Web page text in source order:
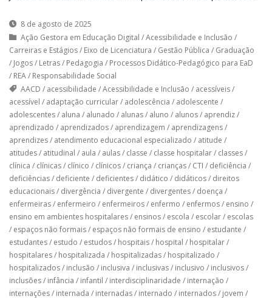
8 de agosto de 2025
Ação Gestora em Educação Digital /Acessibilidade e Inclusão /
Carreiras e Estágios/ Eixo de Licenciatura / Gestão Pública / Graduação
/ Jogos/ Letras/ Pedagogia / Processos Didático-Pedagógico para EaD
/ REA/ Responsabilidade Social
AACD / acessibilidade /Acessibilidade e Inclusão / acessíveis/
acessível / adaptação curricular/ adolescência / adolescente /
adolescentes/ aluna / alunado / alunas/ aluno / alunos/ aprendiz/
aprendizado / aprendizados/ aprendizagem / aprendizagens/
aprendizes/ atendimento educacional especializado / atitude /
atitudes/ atitudinal / aula / aulas/ classe / classe hospitalar/ classes/
clínica / clínicas/ clínico / clínicos/ criança / crianças/ CTI / deficiência /
deficiências/ deficiente / deficientes/ didático / didáticos/ direitos
educacionais/ divergência / divergente / divergentes/ doença /
enfermeiras/ enfermeiro / enfermeiros/ enfermo / enfermos/ ensino /
ensino em ambientes hospitalares/ ensinos/ escola / escolar/ escolas
/ espaços não formais/ espaços não formais de ensino / estudante /
estudantes/ estudo / estudos/ hospitais/ hospital / hospitalar/
hospitalares/ hospitalizada / hospitalizadas/ hospitalizado /
hospitalizados/ inclusão / inclusiva / inclusivas/ inclusivo / inclusivos/
inclusões/ infância / infantil / interdisciplinaridade / internação /
internações/ internada / internadas/ internado / internados/ jovem /